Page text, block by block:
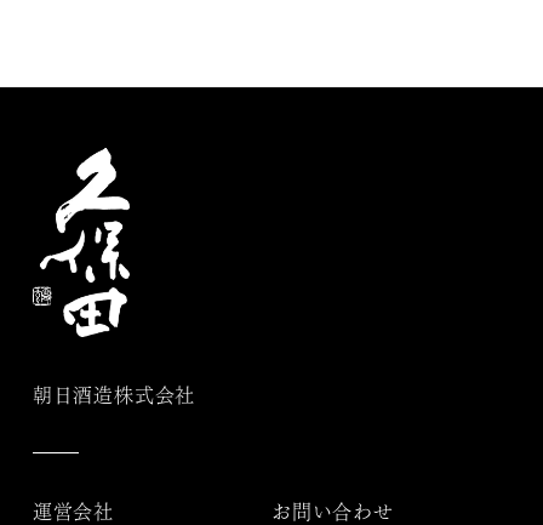
朝日酒造株式会社
運営会社 お問い合わせ